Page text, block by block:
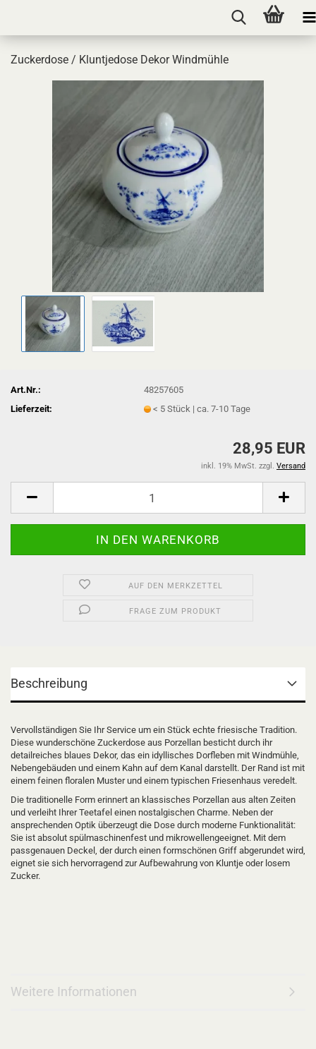
Zuckerdose / Kluntjedose Dekor Windmühle
Art.Nr.:
48257605
Lieferzeit:
< 5 Stück | ca. 7-10 Tage
28,95 EUR
inkl. 19% MwSt. zzgl. Versand
AUF DEN MERKZETTEL
FRAGE ZUM PRODUKT
Beschreibung
Vervollständigen Sie Ihr Service um ein Stück echte friesische Tradition.
Diese wunderschöne Zuckerdose aus Porzellan besticht durch ihr
detailreiches blaues Dekor, das ein idyllisches Dorfleben mit Windmühle,
Nebengebäuden und einem Kahn auf dem Kanal darstellt. Der Rand ist mit
einem feinen floralen Muster und einem typischen Friesenhaus veredelt.
Die traditionelle Form erinnert an klassisches Porzellan aus alten Zeiten
und verleiht Ihrer Teetafel einen nostalgischen Charme. Neben der
ansprechenden Optik überzeugt die Dose durch moderne Funktionalität:
Sie ist absolut spülmaschinenfest und mikrowellengeeignet. Mit dem
passgenauen Deckel, der durch einen formschönen Griff abgerundet wird,
eignet sie sich hervorragend zur Aufbewahrung von Kluntje oder losem
Zucker.
Weitere Informationen